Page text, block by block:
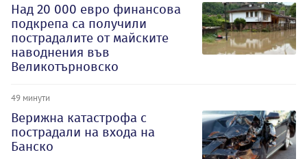
Над 20 000 евро финансова
подкрепа са получили
пострадалите от майските
наводнения във
Великотърновско
49 минути
Верижна катастрофа с
пострадали на входа на
Банско